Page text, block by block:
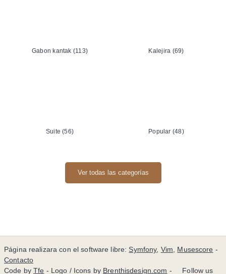
Gabon kantak (113) Kalejira (69)
Suite (56) Popular (48)
Ver todas las categorías
Página realizara con el software libre:Symfony, Vim, Musescore -
Contacto
Code byTfe - Logo / Icons by Brenthisdesign.com - __Follow us